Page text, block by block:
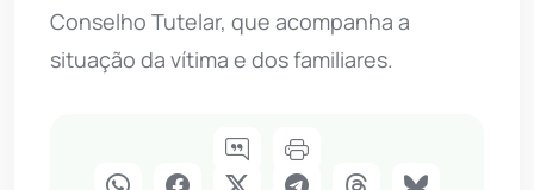
Conselho Tutelar, que acompanha a
situação da vítima e dos familiares.